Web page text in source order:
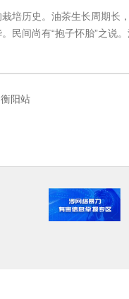
培历史。油茶生长周期长
民间尚有“抱子怀胎”之说
衡阳站